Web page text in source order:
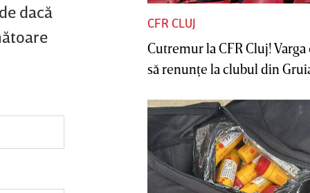
dacă
CFR CLUJ
Cutremur la CFR Cluj! Varga
să renunţe la clubul din